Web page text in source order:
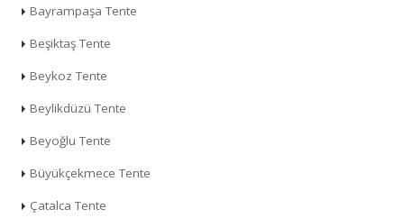
Bayrampaşa Tente
Beşiktaş Tente
Beykoz Tente
Beylikdüzü Tente
Beyoğlu Tente
Büyükçekmece Tente
Çatalca Tente